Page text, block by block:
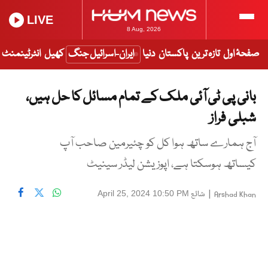
8 Aug, 2026
LIVE
صفحۂ اول تازہ ترین پاکستان دنیا ایران-اسرائیل جنگ کھیل انٹرٹینمنٹ
بانی پی ٹی آئی ملک کے تمام مسائل کا حل ہیں،
شبلی فراز
آج ہمارے ساتھ ہوا کل کو چئیرمین صاحب آپ
کیساتھ ہوسکتا ہے، اپوزیشن لیڈر سینیٹ
Arshad Khan
| شائع April 25, 2024 10:50 PM